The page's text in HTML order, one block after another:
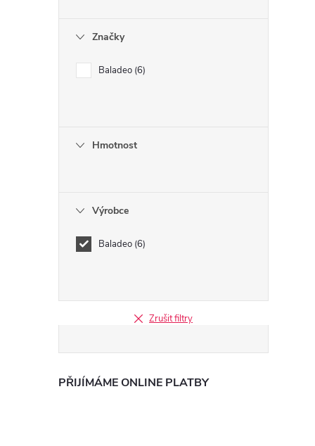
Značky
Baladeo 6
Hmotnost
Výrobce
Baladeo 6
Zrušit filtry
PŘIJÍMÁME ONLINE PLATBY